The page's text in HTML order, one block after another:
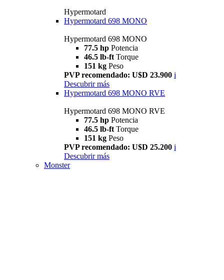
Hypermotard
Hypermotard 698 MONO
Hypermotard 698 MONO
77.5 hp Potencia
46.5 lb-ft Torque
151 kg Peso
PVP recomendado: U$D 23.900 i
Descubrir más
Hypermotard 698 MONO RVE
Hypermotard 698 MONO RVE
77.5 hp Potencia
46.5 lb-ft Torque
151 kg Peso
PVP recomendado: U$D 25.200 i
Descubrir más
Monster